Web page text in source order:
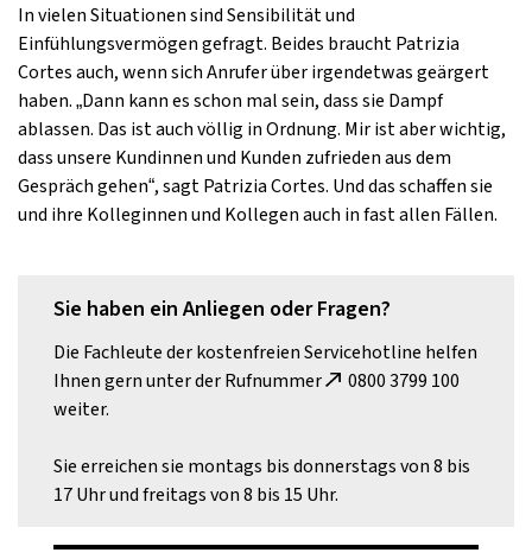
In vielen Situationen sind Sensibilität und
Einfühlungsvermögen gefragt. Beides braucht Patrizia
Cortes auch, wenn sich Anrufer über irgendetwas geärgert
haben. „Dann kann es schon mal sein, dass sie Dampf
ablassen. Das ist auch völlig in Ordnung. Mir ist aber wichtig,
dass unsere Kundinnen und Kunden zufrieden aus dem
Gespräch gehen“, sagt Patrizia Cortes. Und das schaffen sie
und ihre Kolleginnen und Kollegen auch in fast allen Fällen.
Sie haben ein Anliegen oder Fragen?
Die Fachleute der kostenfreien Servicehotline helfen
Ihnen gern unter der Rufnummer
0800 3799 100
weiter.
Sie erreichen sie montags bis donnerstags von 8 bis
17 Uhr und freitags von 8 bis 15 Uhr.